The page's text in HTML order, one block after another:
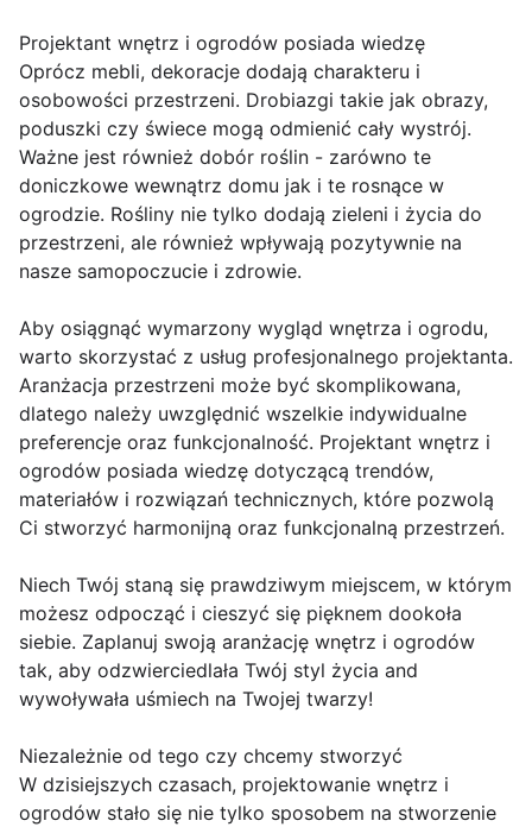
Projektant wnętrz i ogrodów posiada wiedzę
Oprócz mebli, dekoracje dodają charakteru i
osobowości przestrzeni. Drobiazgi takie jak obrazy,
poduszki czy świece mogą odmienić cały wystrój.
Ważne jest również dobór roślin - zarówno te
doniczkowe wewnątrz domu jak i te rosnące w
ogrodzie. Rośliny nie tylko dodają zieleni i życia do
przestrzeni, ale również wpływają pozytywnie na
nasze samopoczucie i zdrowie.
Aby osiągnąć wymarzony wygląd wnętrza i ogrodu,
warto skorzystać z usług profesjonalnego projektanta.
Aranżacja przestrzeni może być skomplikowana,
dlatego należy uwzględnić wszelkie indywidualne
preferencje oraz funkcjonalność. Projektant wnętrz i
ogrodów posiada wiedzę dotyczącą trendów,
materiałów i rozwiązań technicznych, które pozwolą
Ci stworzyć harmonijną oraz funkcjonalną przestrzeń.
Niech Twój staną się prawdziwym miejscem, w którym
możesz odpocząć i cieszyć się pięknem dookoła
siebie. Zaplanuj swoją aranżację wnętrz i ogrodów
tak, aby odzwierciedlała Twój styl życia and
wywoływała uśmiech na Twojej twarzy!
Niezależnie od tego czy chcemy stworzyć
W dzisiejszych czasach, projektowanie wnętrz i
ogrodów stało się nie tylko sposobem na stworzenie